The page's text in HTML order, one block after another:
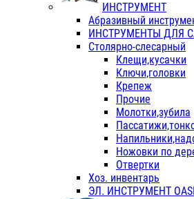
ИНСТРУМЕНТ
Абразивный
ИНСТРУМЕНТЫ ДЛЯ
Столярно-слесарный
Клещи,кусачки
Ключи,головки
Крепеж
Прочие
Молотки,зубила
Ножовки по
Отвертки
Хоз. инвентарь
ЭЛ. ИНСТРУМЕНТ